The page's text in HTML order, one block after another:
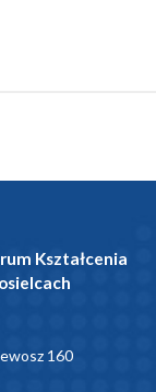
Kształcenia
160